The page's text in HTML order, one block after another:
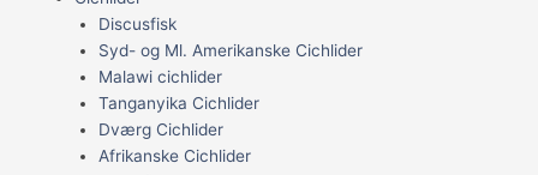
Discusfisk
Syd- og Ml. Amerikanske Cichlider
Malawi cichlider
Tanganyika Cichlider
Dværg Cichlider
Afrikanske Cichlider